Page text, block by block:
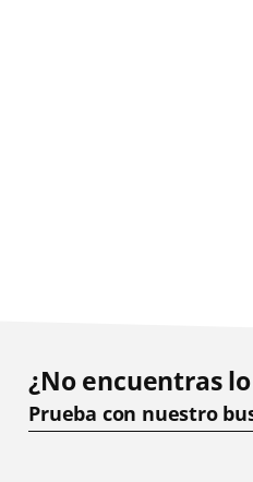
¿No encuentras
Prueba con nuestro